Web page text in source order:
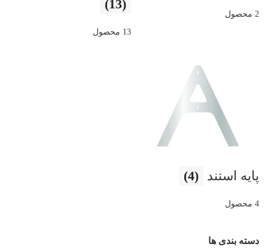
دسته بندی ها
2 محصول
(13)
13 محصول
پایه استند (4)
4 محصول